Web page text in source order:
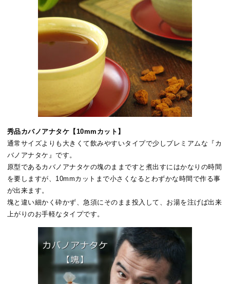
秀品カバノアナタケ【10mmカット】
通常サイズよりも大きくて飲みやすいタイプで少しプレミアムな『カ
バノアナタケ』です。
原型であるカバノアナタケの塊のままですと煮出すにはかなりの時間
を要しますが、10mmカットまで小さくなるとわずかな時間で作る事
が出来ます。
塊と違い細かく砕かず、急須にそのまま投入して、お湯を注げば出来
上がりのお手軽なタイプです。